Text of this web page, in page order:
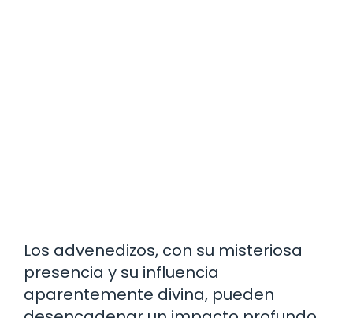
Los advenedizos, con su misteriosa
presencia y su influencia
aparentemente divina, pueden